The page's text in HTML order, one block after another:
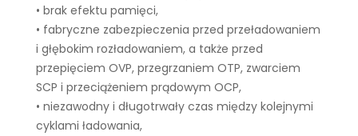
• brak efektu pamięci,
• fabryczne zabezpieczenia przed przeładowaniem
i głębokim rozładowaniem, a także przed
przepięciem OVP, przegrzaniem OTP, zwarciem
SCP i przeciążeniem prądowym OCP,
• niezawodny i długotrwały czas między kolejnymi
cyklami ładowania,